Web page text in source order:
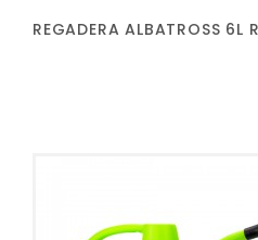
REGADERA ALBATROSS 6L